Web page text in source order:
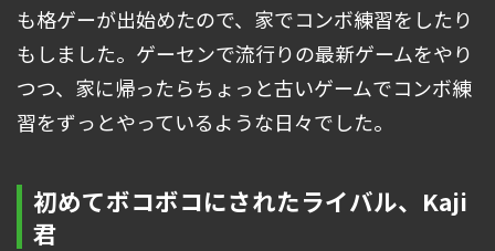
も格ゲーが出始めたので、家でコンボ練習をしたり
もしました。ゲーセンで流行りの最新ゲームをやり
つつ、家に帰ったらちょっと古いゲームでコンボ練
習をずっとやっているような日々でした。
初めてボコボコにされたライバル、Kaji
君